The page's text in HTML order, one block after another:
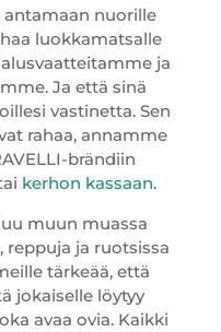
antamaan nuorille
luokkamatsalle
ja
Ja että sinä
vastinetta. Sen
rahaa, annamme
brändiin
kerhon kassaan.
muun muassa
reppuja ja ruotsissa
tärkeää, että
jokaiselle löytyy
avaa ovia. Kaikki